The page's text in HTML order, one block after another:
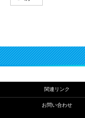
関連リンク
お問い合わせ